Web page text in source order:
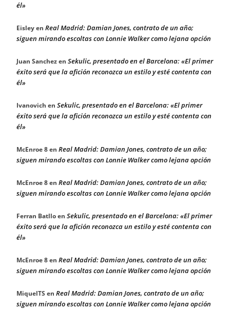
él»
Eisleyen Real Madrid: Damian Jones, contrato de un año;
siguen mirando escoltas con Lonnie Walker como lejana opción
Juan Sanchezen Sekulic, presentado en el Barcelona: «El primer
éxito será que la afición reconozca un estilo y esté contenta con
él»
Ivanovich en Sekulic, presentado en el Barcelona: «El primer
éxito será que la afición reconozca un estilo y esté contenta con
él»
McEnroe 8en Real Madrid: Damian Jones, contrato de un año;
siguen mirando escoltas con Lonnie Walker como lejana opción
McEnroe 8en Real Madrid: Damian Jones, contrato de un año;
siguen mirando escoltas con Lonnie Walker como lejana opción
Ferran Batlloen Sekulic, presentado en el Barcelona: «El primer
éxito será que la afición reconozca un estilo y esté contenta con
él»
McEnroe 8en Real Madrid: Damian Jones, contrato de un año;
siguen mirando escoltas con Lonnie Walker como lejana opción
MiquelTS en Real Madrid: Damian Jones, contrato de un año;
siguen mirando escoltas con Lonnie Walker como lejana opción